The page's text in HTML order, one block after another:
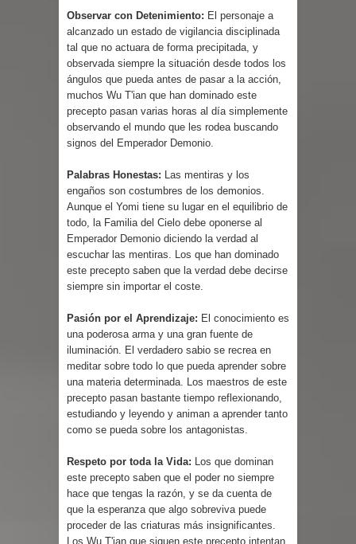
Observar con Detenimiento: El personaje a
alcanzado un estado de vigilancia disciplinada
tal que no actuara de forma precipitada, y
observada siempre la situación desde todos los
ángulos que pueda antes de pasar a la acción,
muchos Wu T'ian que han dominado este
precepto pasan varias horas al día simplemente
observando el mundo que les rodea buscando
signos del Emperador Demonio.
Palabras Honestas: Las mentiras y los
engaños son costumbres de los demonios.
Aunque el Yomi tiene su lugar en el equilibrio de
todo, la Familia del Cielo debe oponerse al
Emperador Demonio diciendo la verdad al
escuchar las mentiras. Los que han dominado
este precepto saben que la verdad debe decirse
siempre sin importar el coste.
Pasión por el Aprendizaje: El conocimiento es
una poderosa arma y una gran fuente de
iluminación. El verdadero sabio se recrea en
meditar sobre todo lo que pueda aprender sobre
una materia determinada. Los maestros de este
precepto pasan bastante tiempo reflexionando,
estudiando y leyendo y animan a aprender tanto
como se pueda sobre los antagonistas.
Respeto por toda la Vida: Los que dominan
este precepto saben que el poder no siempre
hace que tengas la razón, y se da cuenta de
que la esperanza que algo sobreviva puede
proceder de las criaturas más insignificantes.
Los Wu T'ian que siguen este precepto intentan